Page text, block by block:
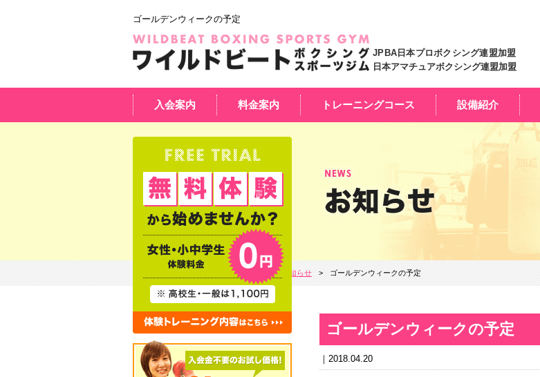
ゴールデンウィークの予定
JPBA日本プロボクシング連盟加盟
日本アマチュアボクシング連盟加盟
入会案内 料金案内 トレーニングコース 設備紹介
お知らせ ゴールデンウィークの予定
ゴールデンウィークの予定
2018.04.20